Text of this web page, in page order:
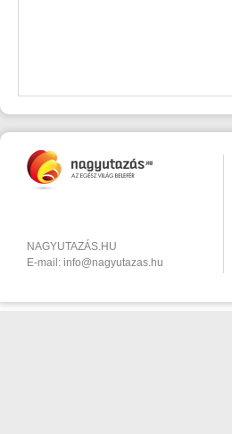
NAGYUTAZÁS.HU
E-mail: info@nagyutazas.hu